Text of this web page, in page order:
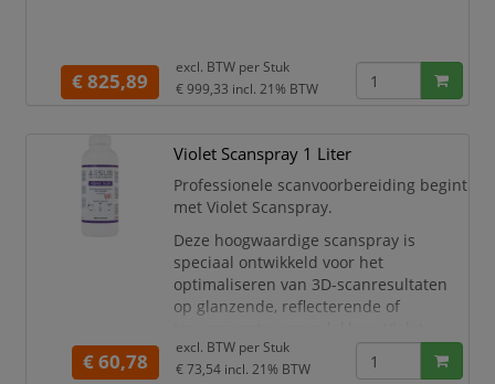
€ 825,89
excl. BTW per Stuk
€ 999,33 incl. 21% BTW
Violet Scanspray 1 Liter
Professionele scanvoorbereiding begint
met Violet Scanspray.
Deze hoogwaardige scanspray is
speciaal ontwikkeld voor het
optimaliseren van 3D-scanresultaten
op glanzende, reflecterende of
Scanspray creëert een dun, egaal en
mat laagje dat lichtverstrooiing
€ 60,78
excl. BTW per Stuk
€ 73,54 incl. 21% BTW